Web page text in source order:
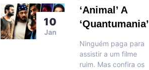
10
Jan
‘Animal’ A
‘quantumania’
Ninguém paga para
assistir a um filme
ruim. Mas confira os